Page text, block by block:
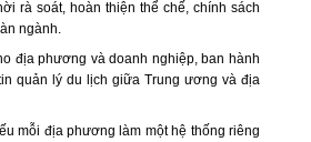
rà soát, hoàn thiện thể chế, chính sách
ngành.
địa phương và doanh nghiệp, ban hành
quản lý du lịch giữa Trung ương và địa
mỗi địa phương làm một hệ thống riêng